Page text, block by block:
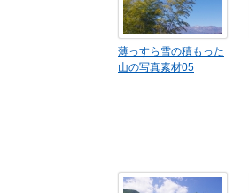
薄っすら雪の積もった
山の写真素材05